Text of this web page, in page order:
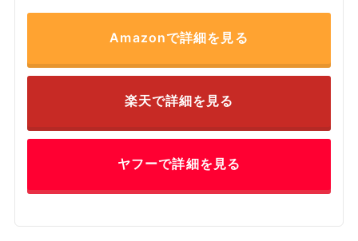
Amazonで詳細を見る
楽天で詳細を見る
ヤフーで詳細を見る